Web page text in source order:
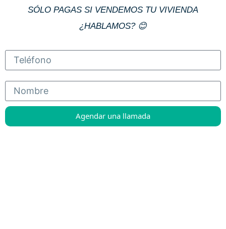
SÓLO PAGAS SI VENDEMOS TU VIVIENDA
¿HABLAMOS? 😊
Agendar una llamada